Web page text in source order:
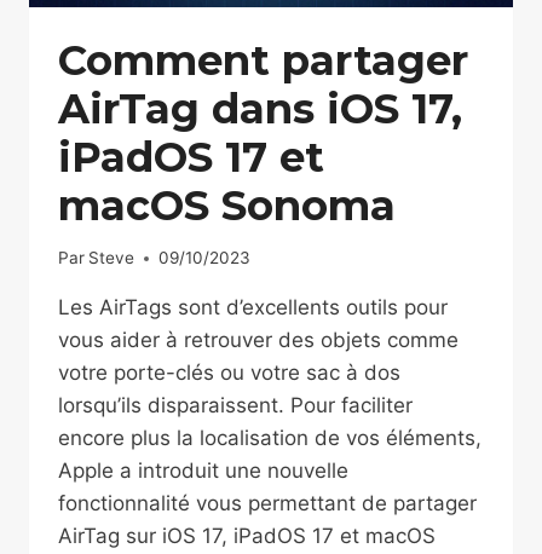
Comment partager
AirTag dans iOS 17,
iPadOS 17 et
macOS Sonoma
Par Steve 09/10/2023
Les AirTags sont d’excellents outils pour
vous aider à retrouver des objets comme
votre porte-clés ou votre sac à dos
lorsqu’ils disparaissent. Pour faciliter
encore plus la localisation de vos éléments,
Apple a introduit une nouvelle
fonctionnalité vous permettant de partager
AirTag sur iOS 17, iPadOS 17 et macOS